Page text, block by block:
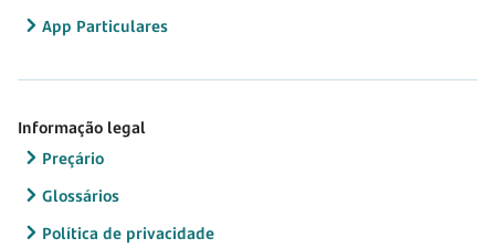
App Particulares
Informação legal
Preçário
Glossários
Política de privacidade